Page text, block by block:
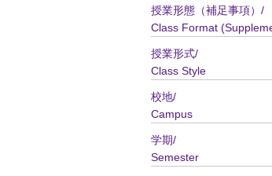
授業形態（補足事項）/
Class Format
授業形式/
Class Style
校地/
Campus
学期/
Semester